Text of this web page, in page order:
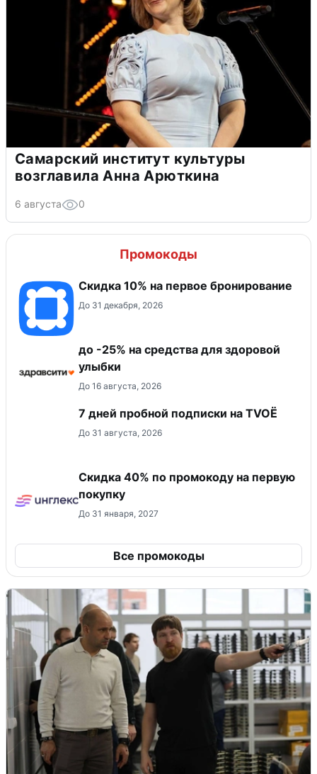
Самарский институт культуры
возглавила Анна Арюткина
6 августа 0
Промокоды
Скидка 10% на первое бронирование
До 31 декабря, 2026
до -25% на средства для здоровой
улыбки
До 16 августа, 2026
7 дней пробной подписки на TVOЁ
До 31 августа, 2026
Скидка 40% по промокоду на первую
покупку
До 31 января, 2027
Все промокоды